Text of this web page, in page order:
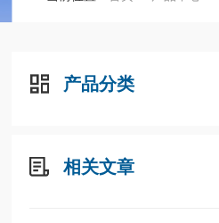
产品分类
相关文章